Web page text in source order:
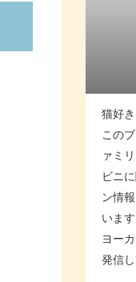
猫好き
この
ァミ
ビニ
ン情
いま
ヨー
発信し